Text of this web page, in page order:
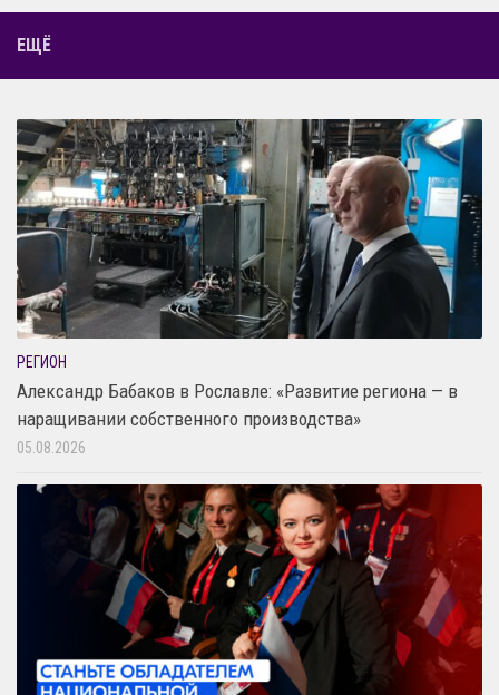
ЕЩЁ
РЕГИОН
Александр Бабаков в Рославле: «Развитие региона — в
наращивании собственного производства»
05.08.2026